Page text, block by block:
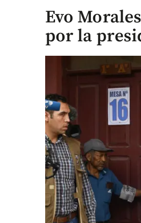
Evo
por la